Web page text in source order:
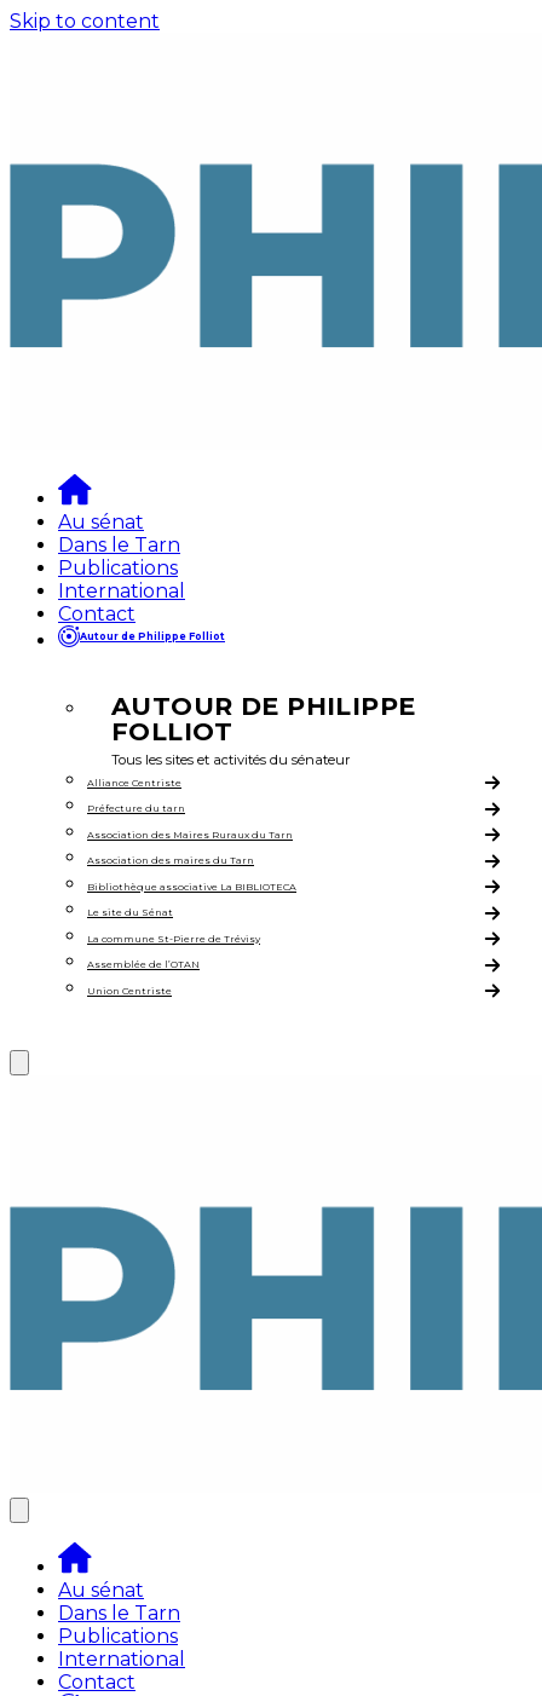
Skip to content
Au sénat
Dans le Tarn
Publications
International
Contact
Autour de Philippe Folliot
AUTOUR DE PHILIPPE
FOLLIOT
Tous les sites et activités du sénateur
Alliance Centriste
Préfecture du tarn
Association des Maires Ruraux du Tarn
Association des maires du Tarn
Bibliothèque associative La BIBLIOTECA
Le site du Sénat
La commune St-Pierre de Trévisy
Assemblée de l’OTAN
Union Centriste
Au sénat
Dans le Tarn
Publications
International
Contact